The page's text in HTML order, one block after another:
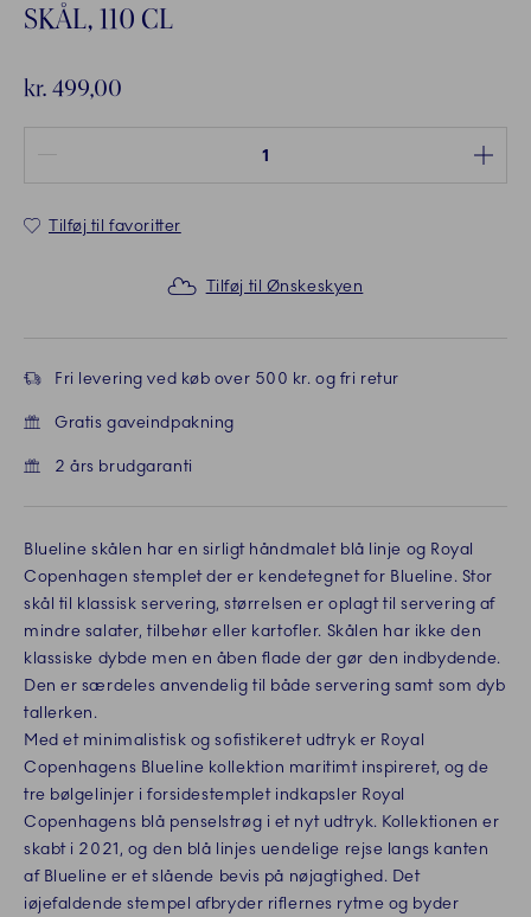
SKÅL, 110 CL
kr. 499,00
Tilføj til favoritter
Tilføj til Ønskeskyen
Fri levering ved køb over 500 kr. og fri retur
Gratis gaveindpakning
2 års brudgaranti
Blueline skålen har en sirligt håndmalet blå linje og Royal
Copenhagen stemplet der er kendetegnet for Blueline. Stor
skål til klassisk servering, størrelsen er oplagt til servering af
mindre salater, tilbehør eller kartofler. Skålen har ikke den
klassiske dybde men en åben flade der gør den indbydende.
Den er særdeles anvendelig til både servering samt som dyb
tallerken.
Med et minimalistisk og sofistikeret udtryk er Royal
Copenhagens Blueline kollektion maritimt inspireret, og de
tre bølgelinjer i forsidestemplet indkapsler Royal
Copenhagens blå penselstrøg i et nyt udtryk. Kollektionen er
skabt i 2021, og den blå linjes uendelige rejse langs kanten
af Blueline er et slående bevis på nøjagtighed. Det
iøjefaldende stempel afbryder riflernes rytme og byder